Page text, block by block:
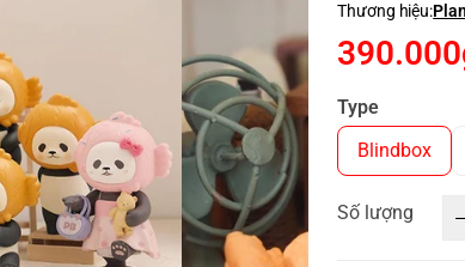
Thương hiệu:
Type
Blindbox
Số lượng